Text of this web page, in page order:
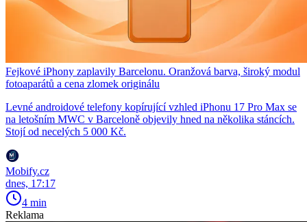
Fejkové iPhony zaplavily Barcelonu. Oranžová barva, široký modul
fotoaparátů a cena zlomek originálu
Levné androidové telefony kopírující vzhled iPhonu 17 Pro Max se
na letošním MWC v Barceloně objevily hned na několika stáncích.
Stojí od necelých 5 000 Kč.
Mobify.cz
dnes, 17:17
4 min
Reklama